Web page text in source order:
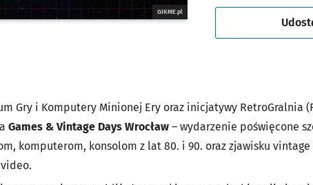
GIKME.pl
Gry i Komputery Minionej Ery oraz inicjatywy RetroGralnia
Games & Vintage Days Wrocław – wydarzenie poświęcone
komputerom, konsolom z lat 80. i 90. oraz zjawisku